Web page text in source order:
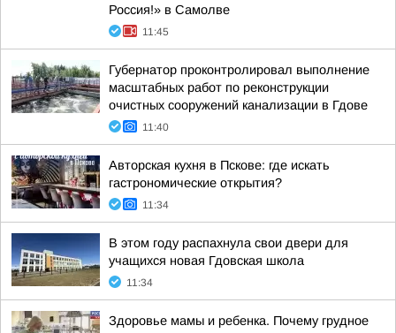
Россия!» в Самолве
11:45
Губернатор проконтролировал выполнение
масштабных работ по реконструкции
очистных сооружений канализации в Гдове
11:40
Авторская кухня в Пскове: где искать
гастрономические открытия?
11:34
В этом году распахнула свои двери для
учащихся новая Гдовская школа
11:34
Здоровье мамы и ребенка. Почему грудное